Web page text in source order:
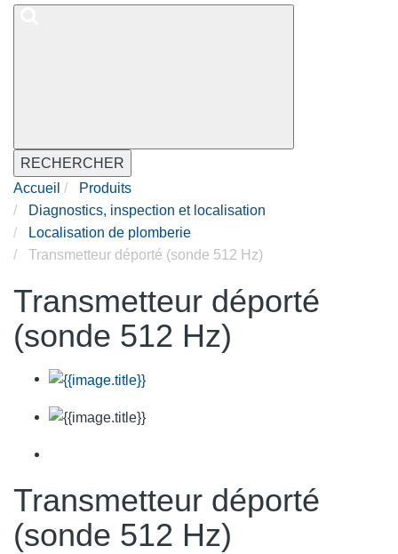
RECHERCHER
Accueil
Produits
Diagnostics, inspection et localisation
Localisation de plomberie
Transmetteur déporté (sonde 512 Hz)
Transmetteur déporté
(sonde 512 Hz)
Transmetteur déporté
(sonde 512 Hz)